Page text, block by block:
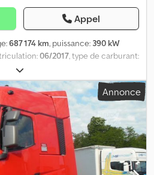
Appel
687 174 km, puissance: 390 kW
06/2017 , type de carburant:
, configuration d'essieux:
automatique, classe
ABS, chauffage de
programme électronique de
Comfort LowDeck MEC : 06/2017
automatique 4x2 Frein moteur
de vitesse Chauffage
2 réservoirs Blocage de
intégrale Pneumatiques :
Annonce